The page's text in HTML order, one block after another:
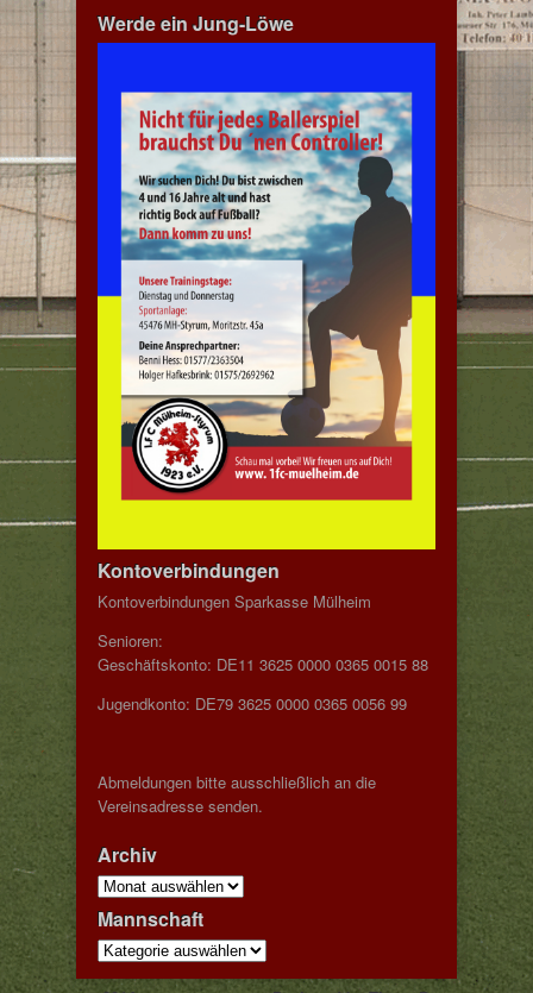
Werde ein Jung-Löwe
Kontoverbindungen
Kontoverbindungen Sparkasse Mülheim
Senioren:
Geschäftskonto: DE11 3625 0000 0365 0015 88
Jugendkonto: DE79 3625 0000 0365 0056 99
Abmeldungen bitte ausschließlich an die
Vereinsadresse senden.
Archiv
Archiv
Mannschaft
Mannschaft